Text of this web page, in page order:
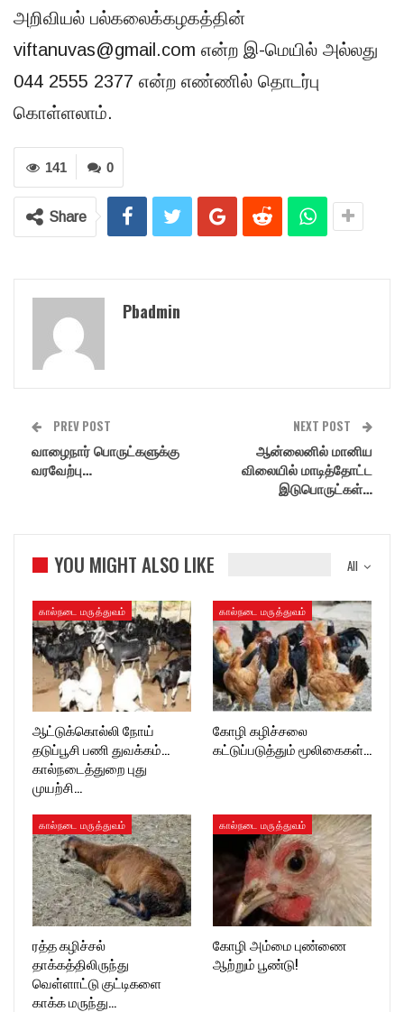
அறிவியல் பல்கலைக்கழகத்தின்
viftanuvas@gmail.com என்ற இ-மெயில் அல்லது
044 2555 2377 என்ற எண்ணில் தொடர்பு
கொள்ளலாம்.
0
141
Share
Pbadmin
PREV POST
வாழைநார் பொருட்களுக்கு
வரவேற்பு…
NEXT POST
ஆன்லைனில் மானிய
விலையில் மாடித்தோட்ட
இடுபொருட்கள்…
All
YOU MIGHT ALSO LIKE
கால்நடை மருத்துவம்
ஆட்டுக்கொல்லி நோய்
தடுப்பூசி பணி துவக்கம்…
கால்நடைத்துறை புது
முயற்சி…
கால்நடை மருத்துவம்
கோழி கழிச்சலை
கட்டுப்படுத்தும் மூலிகைகள்…
கால்நடை மருத்துவம்
ரத்த கழிச்சல்
தாக்கத்திலிருந்து
வெள்ளாட்டு குட்டிகளை
காக்க மருந்து…
கால்நடை மருத்துவம்
கோழி அம்மை புண்ணை
ஆற்றும் பூண்டு!